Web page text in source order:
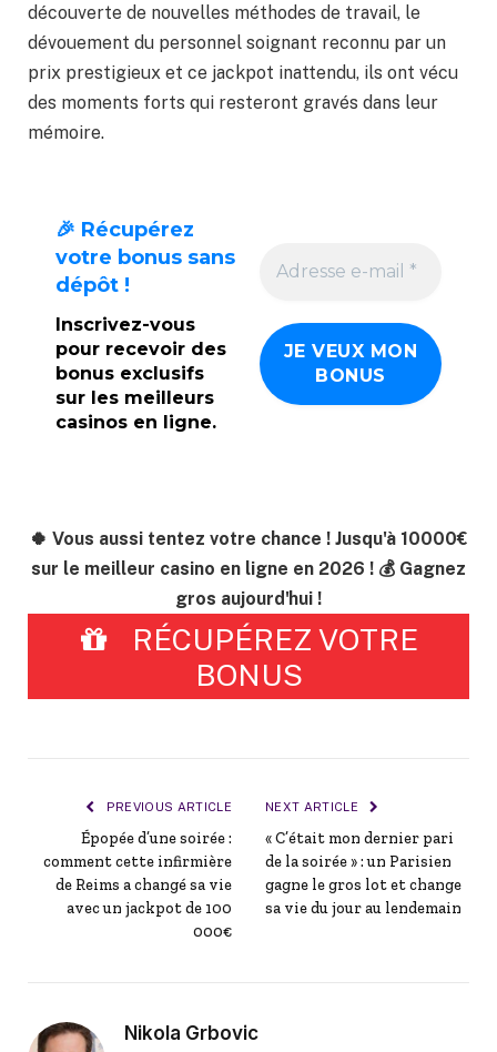
découverte de nouvelles méthodes de travail, le
dévouement du personnel soignant reconnu par un
prix prestigieux et ce jackpot inattendu, ils ont vécu
des moments forts qui resteront gravés dans leur
mémoire.
🎉 Récupérez
votre bonus sans
dépôt !
Inscrivez-vous
pour recevoir des
bonus exclusifs
sur les meilleurs
casinos en ligne.
🍀 Vous aussi tentez votre chance ! Jusqu'à 10000€
sur le meilleur casino en ligne en 2026 ! 💰 Gagnez
gros aujourd'hui !
RÉCUPÉREZ VOTRE
BONUS
PREVIOUS ARTICLE
Épopée d’une soirée :
comment cette infirmière
de Reims a changé sa vie
avec un jackpot de 100
000€
NEXT ARTICLE
« C’était mon dernier pari
de la soirée » : un Parisien
gagne le gros lot et change
sa vie du jour au lendemain
Nikola Grbovic